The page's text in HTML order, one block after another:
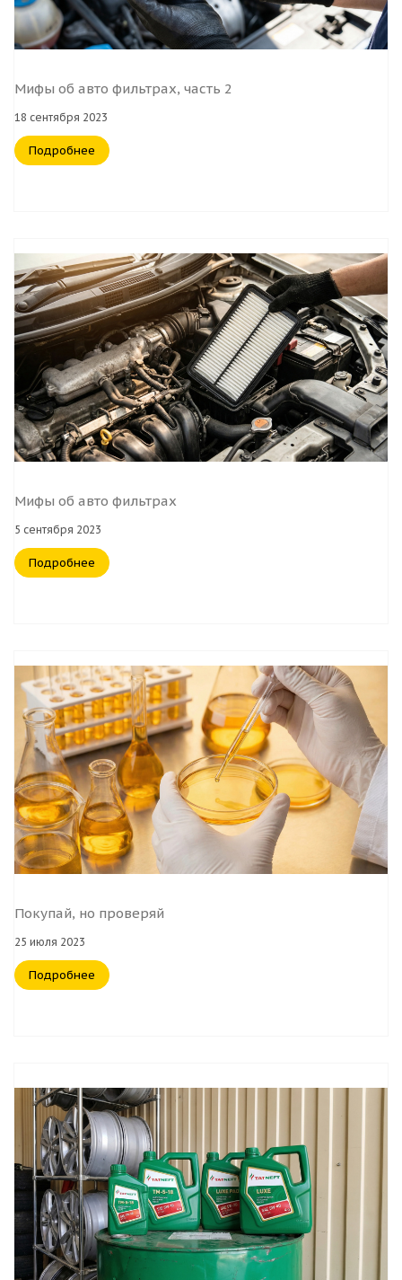
Мифы об авто фильтрах, часть 2
18 сентября 2023
Подробнее
Мифы об авто фильтрах
5 сентября 2023
Подробнее
Покупай, но проверяй
25 июля 2023
Подробнее